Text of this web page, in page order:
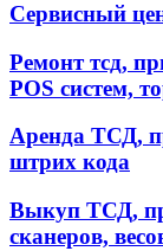
Сервисный
Ремонт тсд,
POS систем,
Аренда ТСД,
штрих кода
Выкуп ТСД,
сканеров,